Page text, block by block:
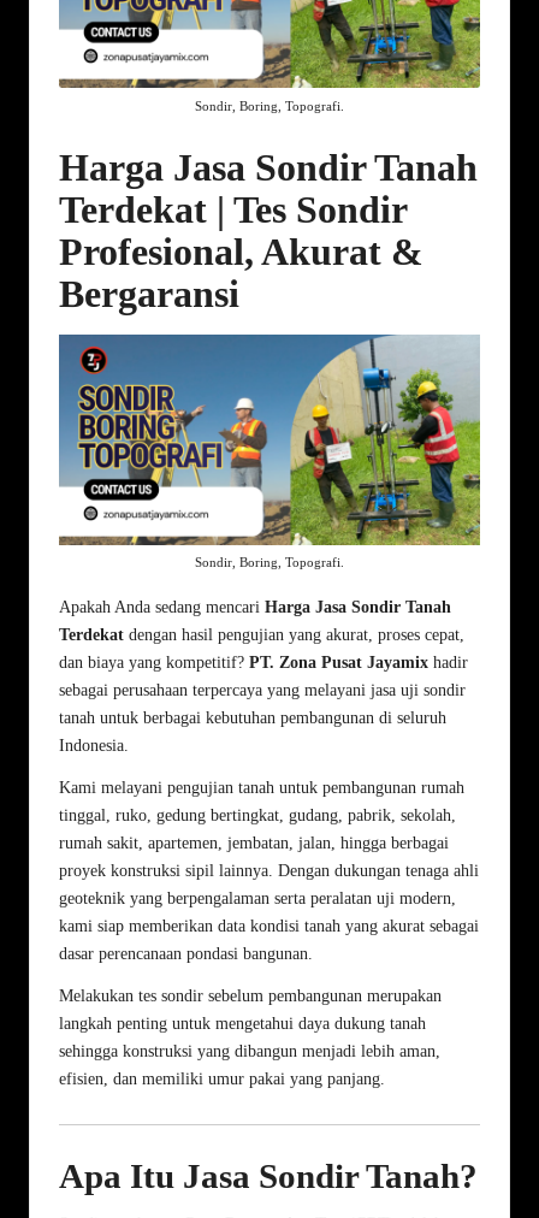
Sondir, Boring, Topografi.
Harga Jasa Sondir Tanah
Terdekat | Tes Sondir
Profesional, Akurat &
Bergaransi
Sondir, Boring, Topografi.
Apakah Anda sedang mencari Harga Jasa Sondir Tanah
Terdekat dengan hasil pengujian yang akurat, proses cepat,
dan biaya yang kompetitif? PT. Zona Pusat Jayamix hadir
sebagai perusahaan terpercaya yang melayani jasa uji sondir
tanah untuk berbagai kebutuhan pembangunan di seluruh
Indonesia.
Kami melayani pengujian tanah untuk pembangunan rumah
tinggal, ruko, gedung bertingkat, gudang, pabrik, sekolah,
rumah sakit, apartemen, jembatan, jalan, hingga berbagai
proyek konstruksi sipil lainnya. Dengan dukungan tenaga ahli
geoteknik yang berpengalaman serta peralatan uji modern,
kami siap memberikan data kondisi tanah yang akurat sebagai
dasar perencanaan pondasi bangunan.
Melakukan tes sondir sebelum pembangunan merupakan
langkah penting untuk mengetahui daya dukung tanah
sehingga konstruksi yang dibangun menjadi lebih aman,
efisien, dan memiliki umur pakai yang panjang.
Apa Itu Jasa Sondir Tanah?